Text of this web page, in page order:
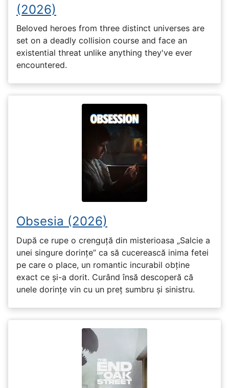
(2026)
Beloved heroes from three distinct universes are
set on a deadly collision course and face an
existential threat unlike anything they've ever
encountered.
Obsesia (2026)
După ce rupe o crenguță din misterioasa „Salcie a
unei singure dorințe” ca să cucerească inima fetei
pe care o place, un romantic incurabil obține
exact ce și-a dorit. Curând însă descoperă că
unele dorințe vin cu un preț sumbru și sinistru.